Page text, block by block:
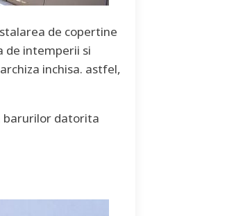
de copertine
de intemperii si
inchisa. astfel,
barurilor datorita